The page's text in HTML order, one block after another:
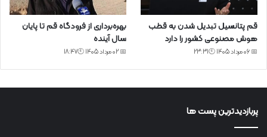
قم پتانسیل تبدیل شدن به قطب
هوش مصنوعی کشور را دارد
📅 06 مرداد 1405 🕙23:31
بهره‌برداری از فرودگاه قم تا پایان
سال آینده
📅 02 مرداد 1405 🕙18:47
پربازدیدترین پست ها